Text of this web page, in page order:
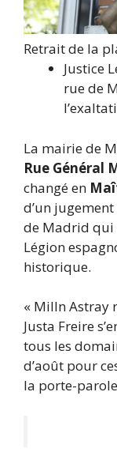
Retrait de la
Justice
rue de
La mairie de
Rue Général
changé en
d’un
de Madrid qui
Légion
historique.
« Milln Astray
Justa Freire
tous les
d’août pour
la porte-